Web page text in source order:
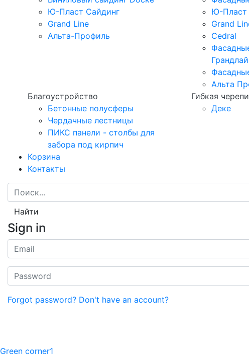
Ю-Пласт Сайдинг
Grand Line
Альта-Профиль
Ю-Пласт
Grand
Cedral
Альта
Благоустройство
Бетонные полусферы
Чердачные лестницы
ПИКС панели - столбы для
забора под кирпич
Гибкая
Деке
Корзина
Контакты
Найти
Sign in
Forgot password? Don't have an account?
Green corner1